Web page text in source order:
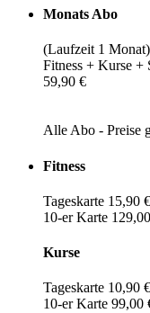
Monats Abo
(Laufzeit 1 Monat)
Fitness + Kurse +
59,90 €
Alle Abo - Preise
Fitness
Tageskarte 15,90 €
10-er Karte
Kurse
Tageskarte 10,90 €
10-er Karte 99,00